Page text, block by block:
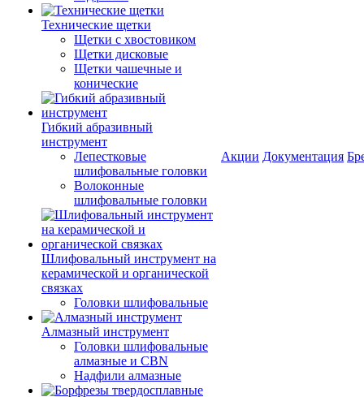
Технические щетки
Щетки с хвостовиком
Щетки дисковые
Щетки чашечные и
конические
Гибкий абразивный
инструмент
Лепестковые
шлифовальные головки
Волоконные
шлифовальные головки
Шлифовальный инструмент на
керамической и органической
связках
Головки шлифовальные
Алмазный инструмент
Головки шлифовальные
алмазные и CBN
Надфили алмазные
Акции Документация